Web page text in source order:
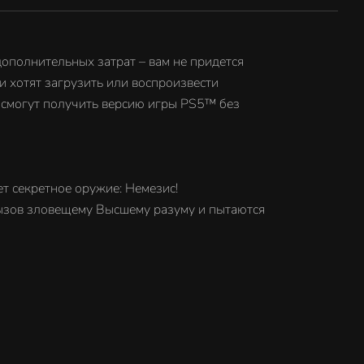
затрат – вам не придется
загрузить или воспроизвести
получить версию игры PS5™ без
секретное оружие: Немезис!
зловещему Высшему разуму и пытаются